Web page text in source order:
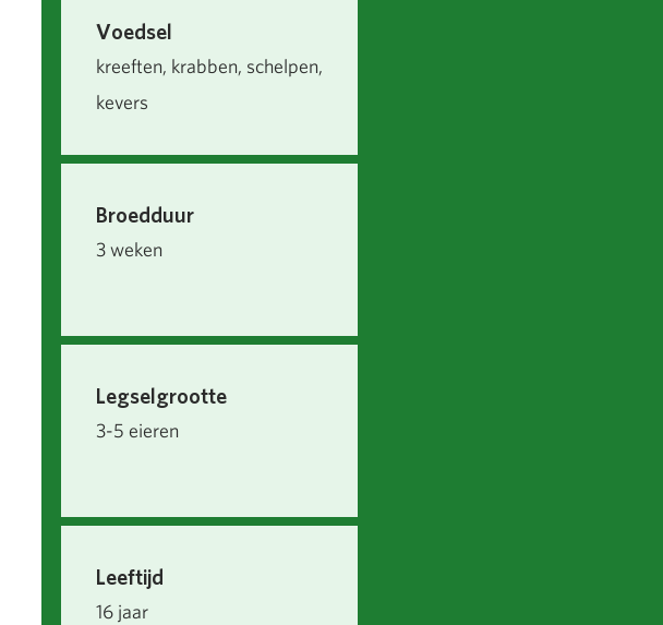
Voedsel
kreeften, krabben, schelpen,
kevers
Broedduur
3 weken
Legselgrootte
3-5 eieren
Leeftijd
16 jaar